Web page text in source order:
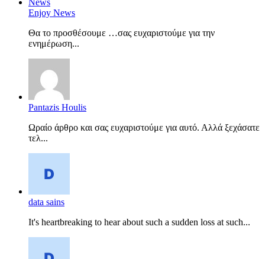
Enjoy News
Θα το προσθέσουμε …σας ευχαριστούμε για την
ενημέρωση...
Pantazis Houlis
Ωραίο άρθρο και σας ευχαριστούμε για αυτό. Αλλά ξεχάσατε
τελ...
data sains
It's heartbreaking to hear about such a sudden loss at such...